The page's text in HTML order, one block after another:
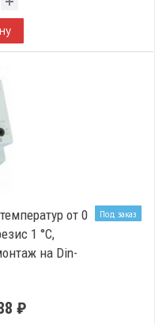
Под заказ
от 0
1 °C,
на Din-
₽